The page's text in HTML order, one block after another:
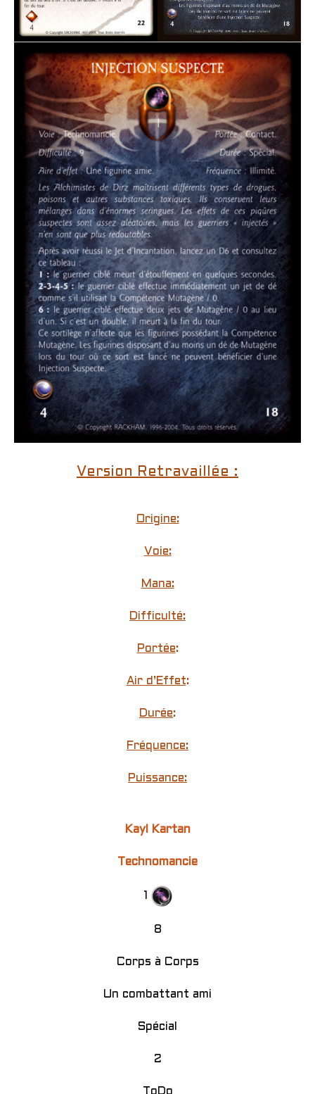
Version Retravaillée :
Origine:
Voie:
Mana:
Difficulté:
Portée:
Air d’Effet:
Durée:
Fréquence:
Puissance:
Kayl Kartan
Technomancie
8
Corps à Corps
Un combattant ami
Spécial
2
ToDo